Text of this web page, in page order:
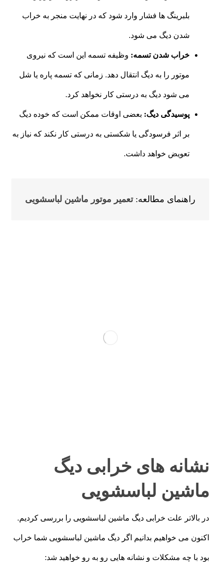
بلبرینگ ها فشار وارد شود که در نهایت منجر به خراب
شدن دیگ می شود.
خراب شدن تسمه: وظیفه تسمه این است که نیروی
موتور را به دیگ انتقال دهد. زمانی که تسمه پاره یا شل
می شود دیگ به درستی کار نخواهد کرد.
پوسیدگی دیگ: بعضی اوقات ممکن است که خوده دیگ
بر اثر فرسودگی یا شکستی به درستی کار نکند که نیاز به
تعویض خواهد داشت.
راهنمای مطالعه:تعمیر موتور ماشین لباسشویی
نشانه های خرابی دیگ
ماشین لباسشویی
در بالاتر علت خرابی دیگ ماشین لباسشویی را بررسی کردیم.
اکنون می خواهیم بدانیم اگر دیگ ماشین لباسشویی شما خراب
بود با چه مشکلات و نشانه هایی رو به رو خواهید شد: